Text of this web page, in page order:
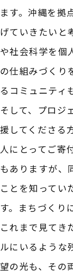
ます。沖縄を拠
げていきたいと
や社会科学を個
の仕組みづくり
るコミュニティ
そして、プロジ
援してくださる
人にとってご寄
もありますが、
ことを知ってい
す。まちづくり
これまで見てき
ルにいるような
望の光も、その